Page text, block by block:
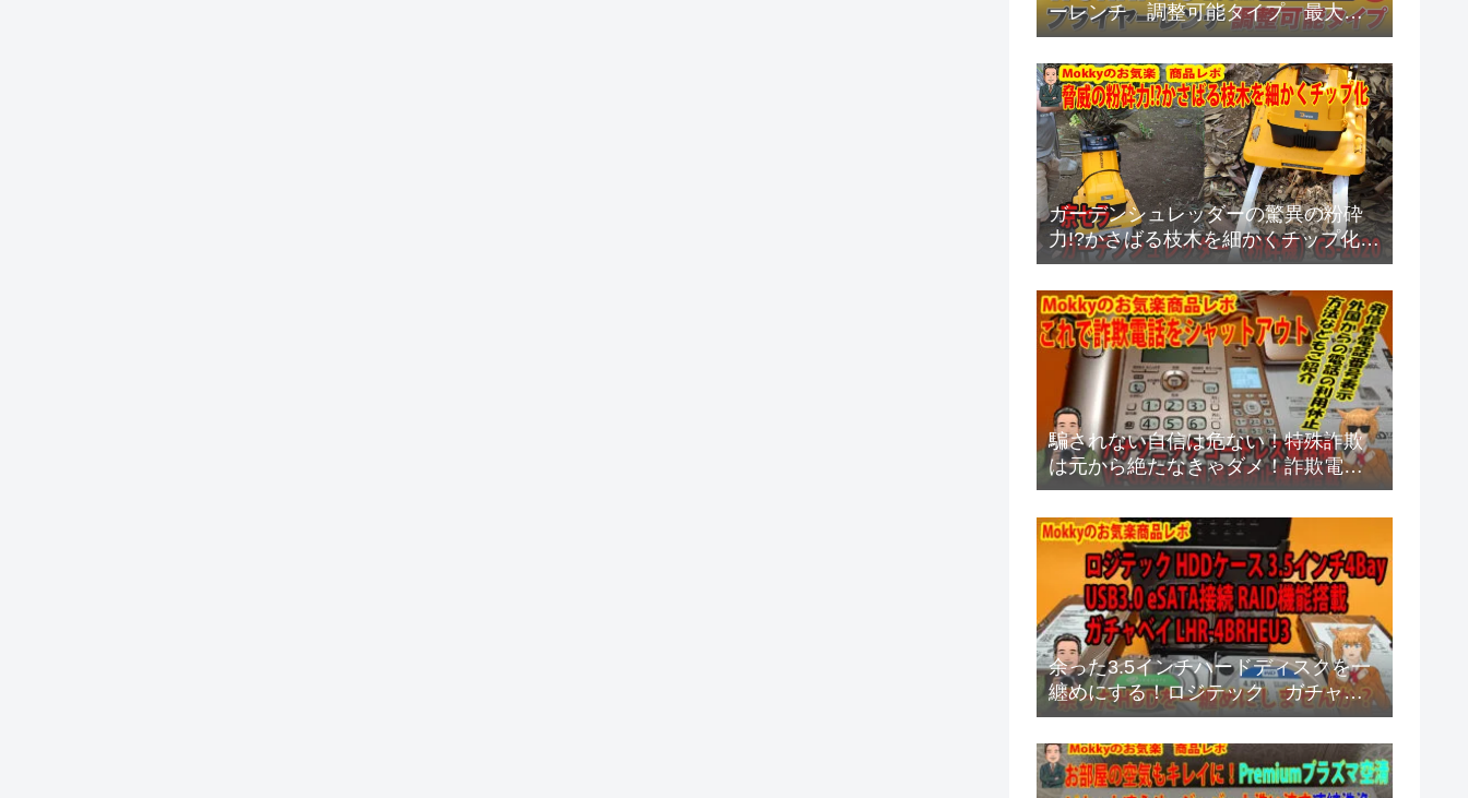
ーレンチ 調整可能タイプ 最大開
口幅 約50mm
ガーデンシュレッダーの驚異の粉砕
力!?かさばる枝木を細かくチップ化
京セラ GS-2020
騙されない自信は危ない！特殊詐欺
は元から絶たなきゃダメ！詐欺電話
シャットアウト方法
余った3.5インチハードディスクを一
纏めにする！ロジテック ガチャベ
イ RAID機能搭載タイプ LHR-
4BRHEU3